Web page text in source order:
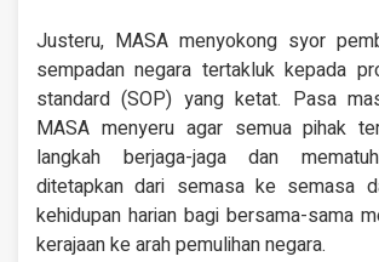
Justeru, MASA menyokong syor
sempadan negara tertakluk kepada
standard (SOP) yang ketat. Pasa
MASA menyeru agar semua pihak
langkah berjaga-jaga dan
ditetapkan dari semasa ke semasa
kehidupan harian bagi bersama-sama
kerajaan ke arah pemulihan negara.